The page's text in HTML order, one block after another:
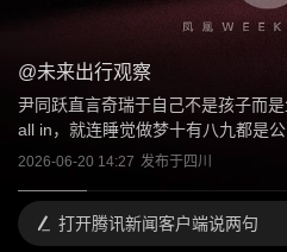
@未来出行观察
尹同跃直言奇瑞于自己不是孩子而
all in，就连睡觉做梦十有八九都是公
2026-06-20 14:27 发布于四川
打开腾讯新闻客户端说两句